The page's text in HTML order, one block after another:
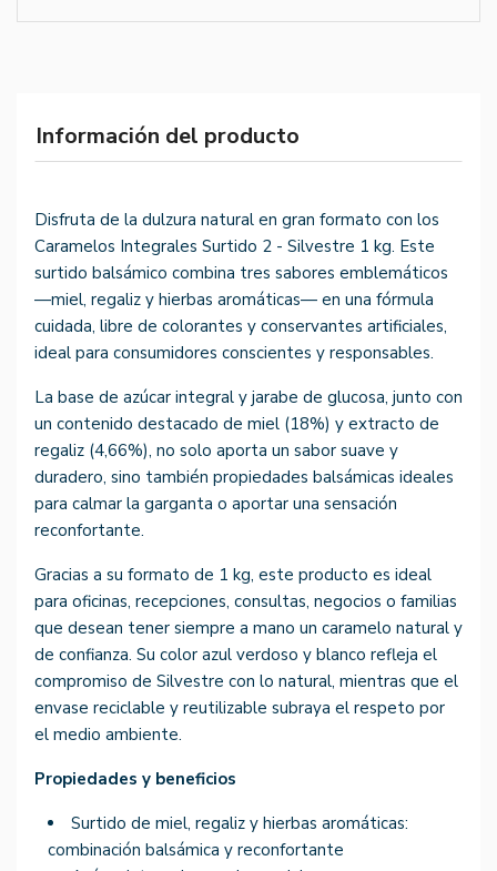
Información del producto
Disfruta de la dulzura natural en gran formato con los
Caramelos Integrales Surtido 2 - Silvestre 1 kg. Este
surtido balsámico combina tres sabores emblemáticos
—miel, regaliz y hierbas aromáticas— en una fórmula
cuidada, libre de colorantes y conservantes artificiales,
ideal para consumidores conscientes y responsables.
La base de azúcar integral y jarabe de glucosa, junto con
un contenido destacado de miel (18%) y extracto de
regaliz (4,66%), no solo aporta un sabor suave y
duradero, sino también propiedades balsámicas ideales
para calmar la garganta o aportar una sensación
reconfortante.
Gracias a su formato de 1 kg, este producto es ideal
para oficinas, recepciones, consultas, negocios o familias
que desean tener siempre a mano un caramelo natural y
de confianza. Su color azul verdoso y blanco refleja el
compromiso de Silvestre con lo natural, mientras que el
envase reciclable y reutilizable subraya el respeto por
el medio ambiente.
Propiedades y beneficios
Surtido de miel, regaliz y hierbas aromáticas:
combinación balsámica y reconfortante